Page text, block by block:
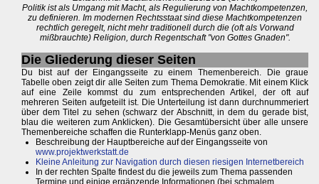
Politik ist als Umgang mit Macht, als Regulierung von Machtkompetenzen,
zu definieren. Im modernen Rechtsstaat sind diese Machtkompetenzen
rechtlich geregelt, nicht mehr traditionell durch die (oft als Vorwand
mißbrauchte) Religion, durch Regentschaft "von Gottes Gnaden".
Die Gliederung dieser Seiten
Du bist auf der Eingangsseite zu einem Themenbereich. Die graue
Tabelle oben zeigt dir alle Seiten zum Thema Demokratie. Mit einem Klick
auf eine Zeile kommst du zum entsprechenden Artikel, der oft auf
mehreren Seiten aufgeteilt ist. Die Unterteilung ist dann durchnummeriert
über dem Titel zu sehen (schwarz der Abschnitt, in dem du gerade bist,
blau die weiteren zum Anklicken). Die Gesamtübersicht über alle unsere
Themenbereiche schaffen die Runterklapp-Menüs ganz oben.
Beschreibung der Hauptbereiche auf der Eingangsseite von
www.projektwerkstatt.de
Kleine Anleitung zur Navigation durch diesen riesigen Internetbereich
In der rechten Spalte findest du die jeweils zum Thema passenden
Termine und einige ergänzende Informationen (bei schmalem